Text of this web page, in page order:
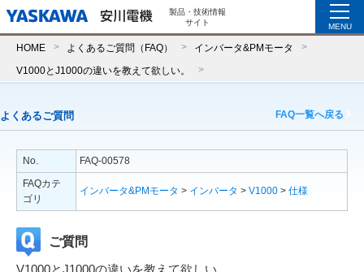
製品・技術情報
サイト
MENU
HOME よくあるご質問（FAQ） インバータ&PMモータ
V1000とJ1000の違いを教えて欲しい。
よくあるご質問 FAQ一覧へ戻る
No.
FAQ-00578
FAQカテ
ゴリ
インバータ&PMモータ > インバータ > V1000 > 仕様
ご質問